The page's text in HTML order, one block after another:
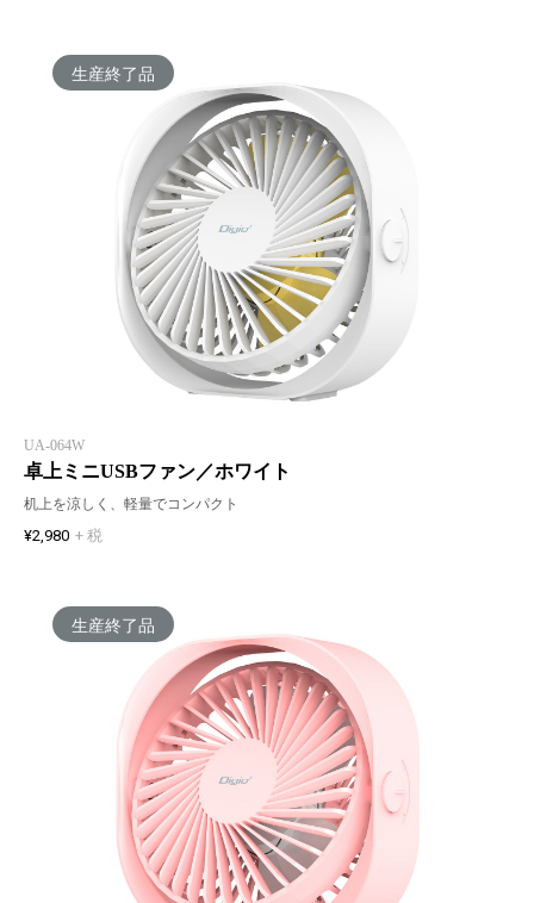
生産終了品
UA-064W
卓上ミニUSBファン／ホワイト
机上を涼しく、軽量でコンパクト
¥2,980 + 税
生産終了品